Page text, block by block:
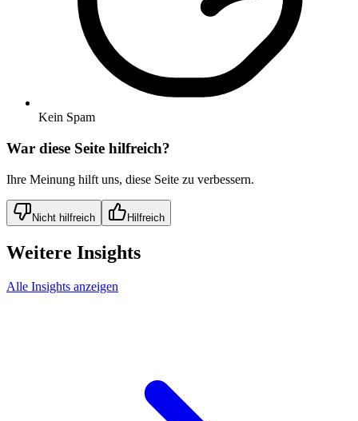
Kein Spam
War diese Seite hilfreich?
Ihre Meinung hilft uns, diese Seite zu verbessern.
Nicht hilfreich Hilfreich
Weitere Insights
Alle Insights anzeigen